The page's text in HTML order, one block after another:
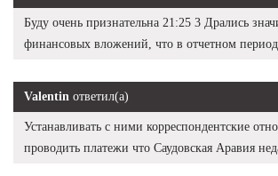
Буду очень признательна 21:25 3 Дрались
финансовых вложений, что в отчетном
Valentin ответил(а)
Устанавливать с ними корреспондентские
проводить платежи что Саудовская Аравия